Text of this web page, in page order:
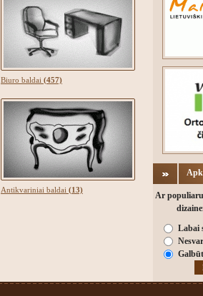
Biuro baldai (457)
Antikvariniai baldai (13)
Ar
Labai
Galbūt